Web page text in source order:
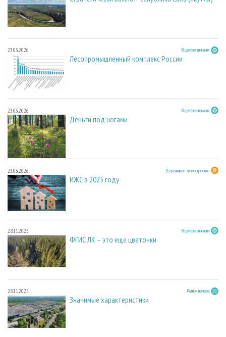
23.03.2026 В центре внимания
Лесопромышленный комплекс России
23.03.2026 В центре внимания
Деньги под ногами
23.03.2026 Деревянное домостроение
ИЖС в 2025 году
28.11.2025 В центре внимания
ФГИС ЛК – это еще цветочки
28.11.2025 Регион номера
Значимые характеристики